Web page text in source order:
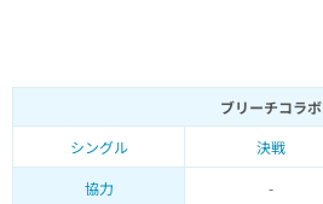
ブリーチコラボ
シングル
決戦
協力
-